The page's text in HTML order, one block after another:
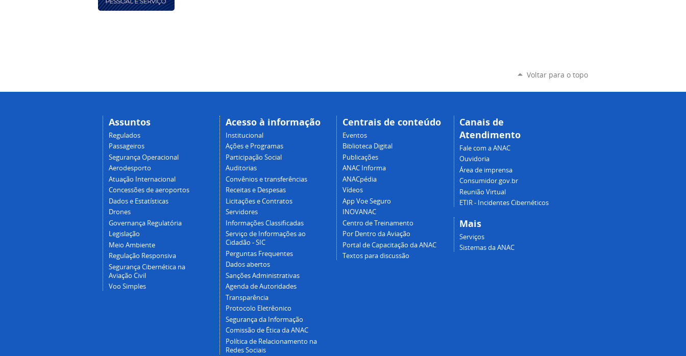
Voltar para o topo
Assuntos
Regulados
Passageiros
Segurança Operacional
Aerodesporto
Atuação Internacional
Concessões de aeroportos
Dados e Estatísticas
Drones
Governança Regulatória
Legislação
Meio Ambiente
Regulação Responsiva
Segurança Cibernética na
Aviação Civil
Voo Simples
Acesso à informação
Institucional
Ações e Programas
Participação Social
Auditorias
Convênios e transferências
Receitas e Despesas
Licitações e Contratos
Servidores
Informações Classificadas
Serviço de Informações ao
Cidadão - SIC
Perguntas Frequentes
Dados abertos
Sanções Administrativas
Agenda de Autoridades
Transparência
Protocolo Eletrêonico
Segurança da Informação
Comissão de Ética da ANAC
Política de Relacionamento na
Redes Sociais
Centrais de conteúdo
Eventos
Biblioteca Digital
Publicações
ANAC Informa
ANACpédia
Vídeos
App Voe Seguro
INOVANAC
Centro de Treinamento
Por Dentro da Aviação
Portal de Capacitação da ANAC
Textos para discussão
Canais de
Atendimento
Fale com a ANAC
Ouvidoria
Área de imprensa
Consumidor.gov.br
Reunião Virtual
ETIR - Incidentes Cibernéticos
Mais
Serviços
Sistemas da ANAC